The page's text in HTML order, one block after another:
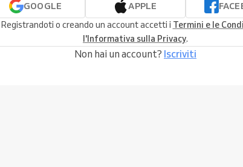
GOOGLE
APPLE
Registrandoti o creando un account accetti i Termini e le
l'Informativa sulla Privacy.
Non hai un account? Iscriviti